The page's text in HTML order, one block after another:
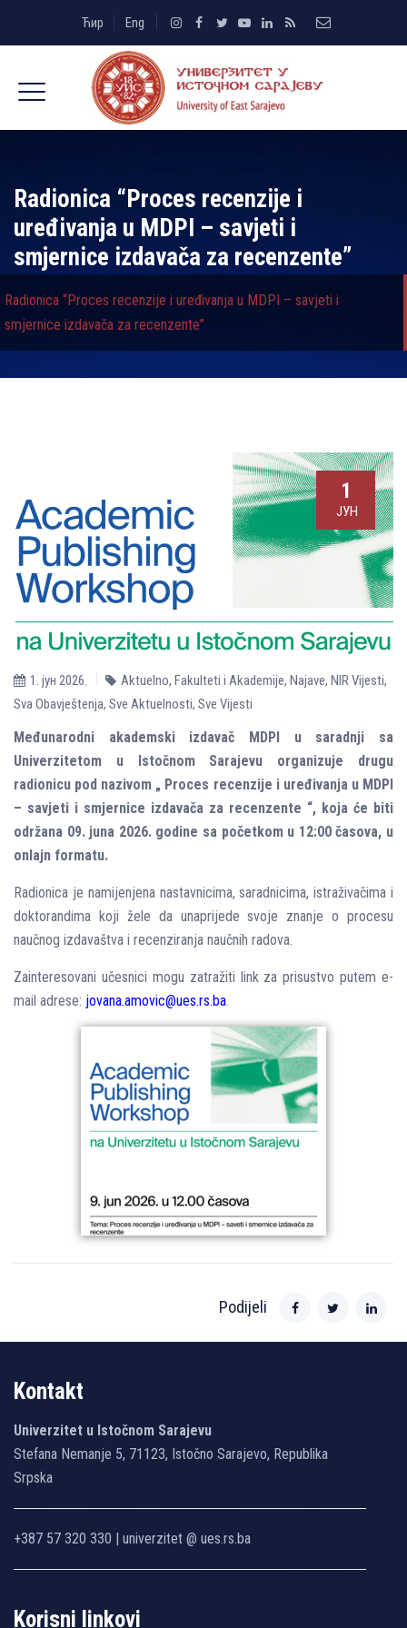
Ћир Eng
Radionica “Proces recenzije i
uređivanja u MDPI – savjeti i
smjernice izdavača za recenzente”
Radionica “Proces recenzije i uređivanja u MDPI – savjeti i
smjernice izdavača za recenzente”
1
ЈУН
1. јун 2026. Aktuelno, Fakulteti i Akademije, Najave, NIR Vijesti,
Sva Obavještenja, Sve Aktuelnosti, Sve Vijesti
Međunarodni akademski izdavač MDPI u saradnji sa
Univerzitetom u Istočnom Sarajevu organizuje drugu
radionicu pod nazivom „ Proces recenzije i uređivanja u MDPI
– savjeti i smjernice izdavača za recenzente “, koja će biti
održana 09. juna 2026. godine sa početkom u 12:00 časova, u
onlajn formatu.
Radionica je namijenjena nastavnicima, saradnicima, istraživačima i
doktorandima koji žele da unaprijede svoje znanje o procesu
naučnog izdavaštva i recenziranja naučnih radova.
Zainteresovani učesnici mogu zatražiti link za prisustvo putem e-
mail adrese: jovana.amovic@ues.rs.ba.
Podijeli
Kontakt
Univerzitet u Istočnom Sarajevu
Stefana Nemanje 5, 71123, Istočno Sarajevo, Republika
Srpska
+387 57 320 330 | univerzitet @ ues.rs.ba
Korisni linkovi